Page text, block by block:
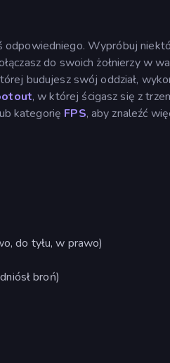
odpowiedniego. Wypróbuj
do swoich żołnierzy w
budujesz swój oddział,
, w której ścigasz się z
kategorię FPS, aby znaleźć
do tyłu, w prawo)
broń)